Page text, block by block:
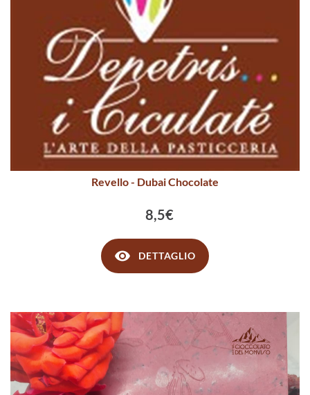
Revello - Dubai Chocolate
8,5€
DETTAGLIO